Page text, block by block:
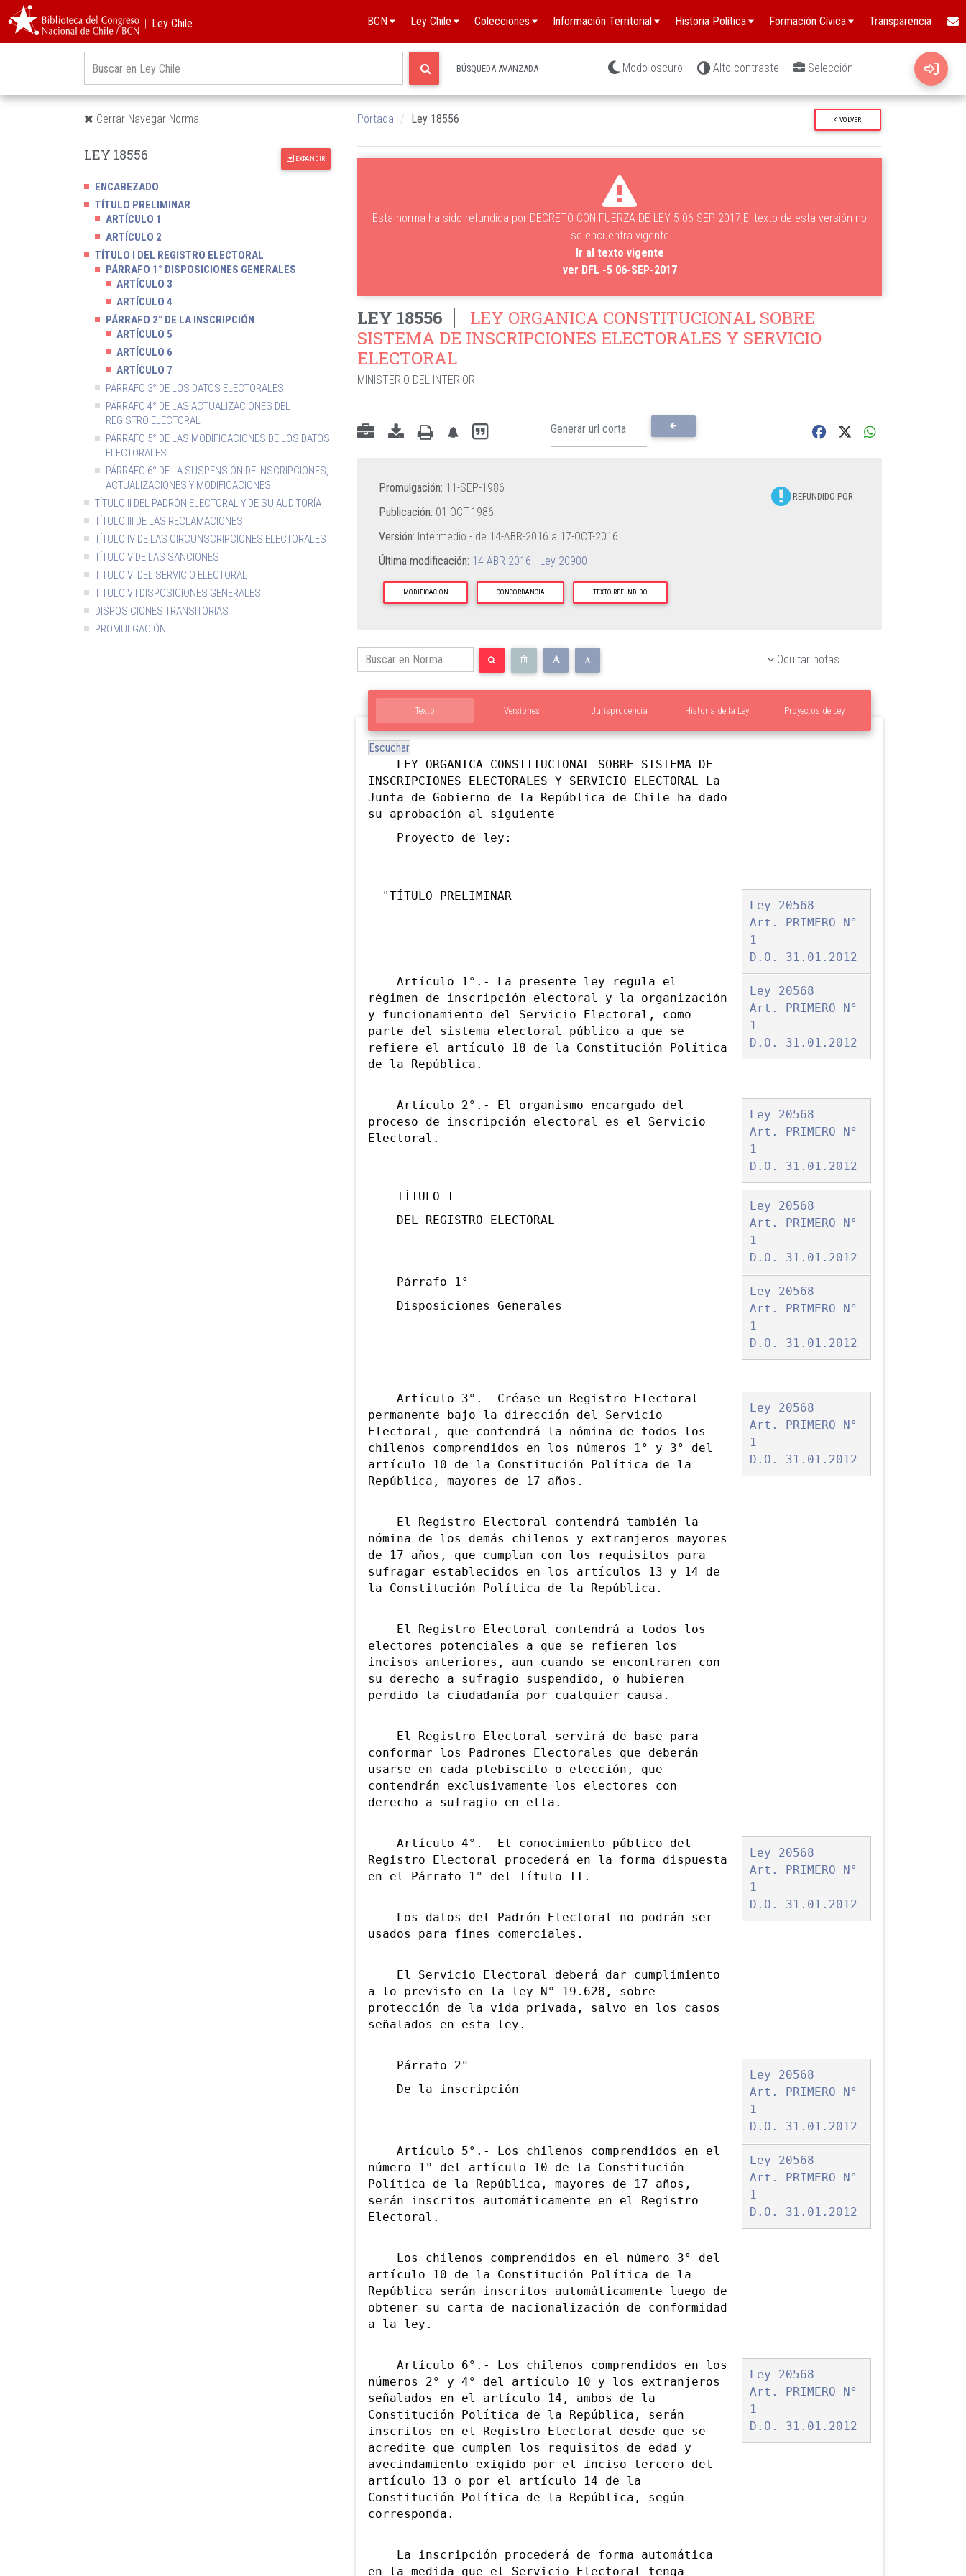
︱Ley Chile BCN Ley Chile Colecciones Información Territorial Historia Política Formación Cívica Transparencia
BÚSQUEDA AVANZADA Modo oscuro Alto contraste Selección
Cerrar Navegar Norma Portada Ley 18556 VOLVER
LEY 18556 EXPANDIR
ENCABEZADO
TÍTULO PRELIMINAR
ARTÍCULO 1
ARTÍCULO 2
TÍTULO I DEL REGISTRO ELECTORAL
PÁRRAFO 1° DISPOSICIONES GENERALES
ARTÍCULO 3
ARTÍCULO 4
PÁRRAFO 2° DE LA INSCRIPCIÓN
ARTÍCULO 5
ARTÍCULO 6
ARTÍCULO 7
PÁRRAFO 3° DE LOS DATOS ELECTORALES
PÁRRAFO 4° DE LAS ACTUALIZACIONES DEL
REGISTRO ELECTORAL
PÁRRAFO 5° DE LAS MODIFICACIONES DE LOS DATOS
ELECTORALES
PÁRRAFO 6° DE LA SUSPENSIÓN DE INSCRIPCIONES,
ACTUALIZACIONES Y MODIFICACIONES
TÍTULO II DEL PADRÓN ELECTORAL Y DE SU AUDITORÍA
TÍTULO III DE LAS RECLAMACIONES
TÍTULO IV DE LAS CIRCUNSCRIPCIONES ELECTORALES
TÍTULO V DE LAS SANCIONES
TITULO VI DEL SERVICIO ELECTORAL
TITULO VII DISPOSICIONES GENERALES
DISPOSICIONES TRANSITORIAS
PROMULGACIÓN
Esta norma ha sido refundida por DECRETO CON FUERZA DE LEY-5 06-SEP-2017,El texto de esta versión no
se encuentra vigente
Ir al texto vigente
ver DFL -5 06-SEP-2017
LEY 18556
LEY ORGANICA CONSTITUCIONAL SOBRE
SISTEMA DE INSCRIPCIONES ELECTORALES Y SERVICIO
ELECTORAL
MINISTERIO DEL INTERIOR
REFUNDIDO POR
Promulgación: 11-SEP-1986
Publicación: 01-OCT-1986
Versión: Intermedio - de 14-ABR-2016 a 17-OCT-2016
Última modificación: 14-ABR-2016 - Ley 20900
MODIFICACION CONCORDANCIA TEXTO REFUNDIDO
Ocultar notas
Texto Versiones Jurisprudencia Proyectos de Ley
Historia de la Ley
Escuchar
LEY ORGANICA CONSTITUCIONAL SOBRE SISTEMA DE
INSCRIPCIONES ELECTORALES Y SERVICIO ELECTORAL La
Junta de Gobierno de la República de Chile ha dado
su aprobación al siguiente
Proyecto de ley:
Ley 20568
Art. PRIMERO N°
1
D.O. 31.01.2012
"TÍTULO PRELIMINAR
Ley 20568
Art. PRIMERO N°
1
D.O. 31.01.2012
Artículo 1°.- La presente ley regula el
régimen de inscripción electoral y la organización
y funcionamiento del Servicio Electoral, como
parte del sistema electoral público a que se
refiere el artículo 18 de la Constitución Política
de la República.
Ley 20568
Art. PRIMERO N°
1
D.O. 31.01.2012
Artículo 2°.- El organismo encargado del
proceso de inscripción electoral es el Servicio
Electoral.
Ley 20568
Art. PRIMERO N°
1
D.O. 31.01.2012
TÍTULO I
DEL REGISTRO ELECTORAL
Ley 20568
Art. PRIMERO N°
1
D.O. 31.01.2012
Párrafo 1°
Disposiciones Generales
Ley 20568
Art. PRIMERO N°
1
D.O. 31.01.2012
Artículo 3°.- Créase un Registro Electoral
permanente bajo la dirección del Servicio
Electoral, que contendrá la nómina de todos los
chilenos comprendidos en los números 1° y 3° del
artículo 10 de la Constitución Política de la
República, mayores de 17 años.
El Registro Electoral contendrá también la
nómina de los demás chilenos y extranjeros mayores
de 17 años, que cumplan con los requisitos para
sufragar establecidos en los artículos 13 y 14 de
la Constitución Política de la República.
El Registro Electoral contendrá a todos los
electores potenciales a que se refieren los
incisos anteriores, aun cuando se encontraren con
su derecho a sufragio suspendido, o hubieren
perdido la ciudadanía por cualquier causa.
El Registro Electoral servirá de base para
conformar los Padrones Electorales que deberán
usarse en cada plebiscito o elección, que
contendrán exclusivamente los electores con
derecho a sufragio en ella.
Ley 20568
Art. PRIMERO N°
1
D.O. 31.01.2012
Artículo 4°.- El conocimiento público del
Registro Electoral procederá en la forma dispuesta
en el Párrafo 1° del Título II.
Los datos del Padrón Electoral no podrán ser
usados para fines comerciales.
El Servicio Electoral deberá dar cumplimiento
a lo previsto en la ley N° 19.628, sobre
protección de la vida privada, salvo en los casos
señalados en esta ley.
Ley 20568
Art. PRIMERO N°
1
D.O. 31.01.2012
Párrafo 2°
De la inscripción
Ley 20568
Art. PRIMERO N°
1
D.O. 31.01.2012
Artículo 5°.- Los chilenos comprendidos en el
número 1° del artículo 10 de la Constitución
Política de la República, mayores de 17 años,
serán inscritos automáticamente en el Registro
Electoral.
Los chilenos comprendidos en el número 3° del
artículo 10 de la Constitución Política de la
República serán inscritos automáticamente luego de
obtener su carta de nacionalización de conformidad
a la ley.
Ley 20568
Art. PRIMERO N°
1
D.O. 31.01.2012
Artículo 6°.- Los chilenos comprendidos en los
números 2° y 4° del artículo 10 y los extranjeros
señalados en el artículo 14, ambos de la
Constitución Política de la República, serán
inscritos en el Registro Electoral desde que se
acredite que cumplen los requisitos de edad y
avecindamiento exigido por el inciso tercero del
artículo 13 o por el artículo 14 de la
Constitución Política de la República, según
corresponda.
La inscripción procederá de forma automática
en la medida que el Servicio Electoral tenga